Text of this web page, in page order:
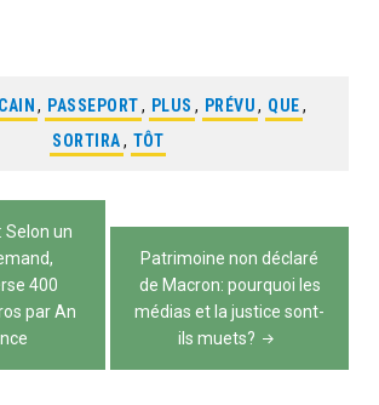
, PASSEPORT, PLUS , PRÉVU , QUE,
SORTIRA, TÔT
Selon un
400
par An
Patrimoine non déclaré
de Macron: pourquoi les
médias et la justice sont-
ils muets?